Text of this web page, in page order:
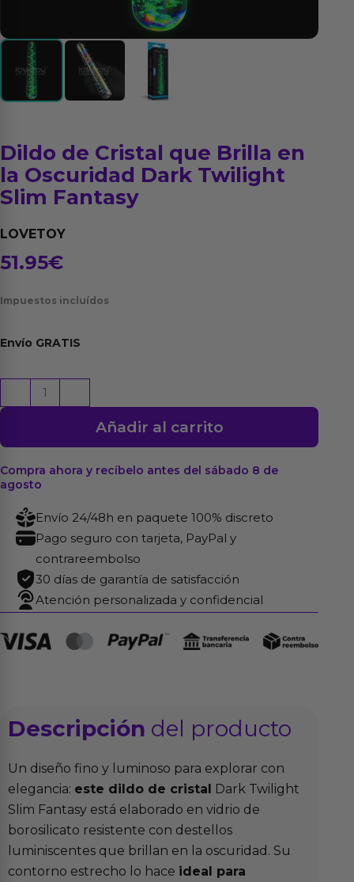
Dildo de Cristal que Brilla en
la Oscuridad Dark Twilight
Slim Fantasy
LOVETOY
51.95€
Impuestos incluídos
Envío GRATIS
de
que
Brilla
en
Oscuridad
Twilight
Slim
Fantasy
cantidad
Añadir al carrito
Compra ahora y recíbelo antes del sábado 8 de
agosto
Envío 24/48h en paquete 100% discreto
Pago seguro con tarjeta, PayPal y
contrareembolso
30 días de garantía de satisfacción
Atención personalizada y confidencial
Descripción del producto
Un diseño fino y luminoso para explorar con
elegancia: este dildo de cristal Dark Twilight
Slim Fantasy está elaborado en vidrio de
borosilicato resistente con destellos
luminiscentes que brillan en la oscuridad. Su
contorno estrecho lo hace ideal para